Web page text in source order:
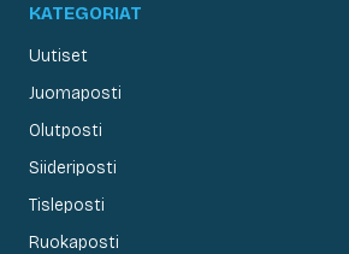
KATEGORIAT
Uutiset
Juomaposti
Olutposti
Siideriposti
Tisleposti
Ruokaposti